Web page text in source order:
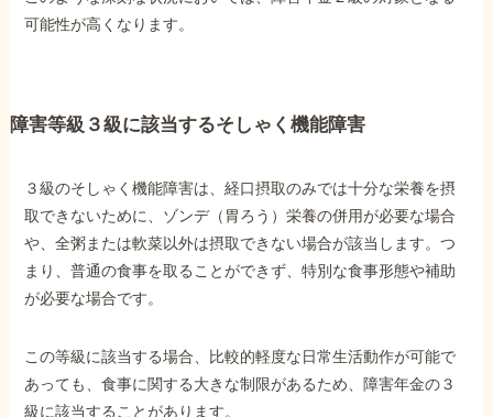
可能性が高くなります。
障害等級３級に該当するそしゃく機能障害
３級のそしゃく機能障害は、経口摂取のみでは十分な栄養を摂
取できないために、ゾンデ（胃ろう）栄養の併用が必要な場合
や、全粥または軟菜以外は摂取できない場合が該当します。つ
まり、普通の食事を取ることができず、特別な食事形態や補助
が必要な場合です。
この等級に該当する場合、比較的軽度な日常生活動作が可能で
あっても、食事に関する大きな制限があるため、障害年金の３
級に該当することがあります。